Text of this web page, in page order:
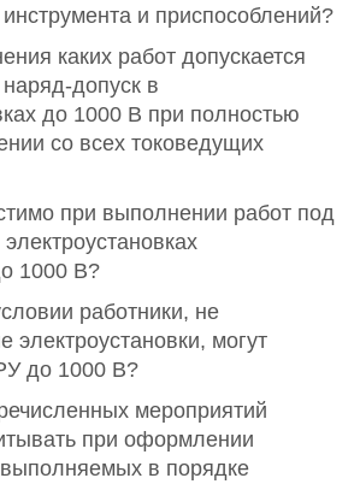
и приспособлений?
каких работ допускается
допуск в
до 1000 В при полностью
со всех токоведущих
при выполнении работ под
1000 В?
работники, не
могут
до 1000 В?
мероприятий
при оформлении
выполняемых в порядке